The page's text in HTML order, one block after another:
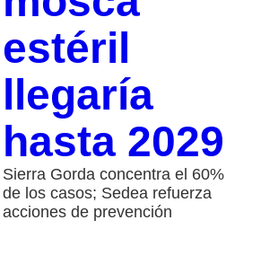
estéril
llegaría
hasta 2029
Sierra Gorda concentra el 60%
de los casos; Sedea refuerza
acciones de prevención